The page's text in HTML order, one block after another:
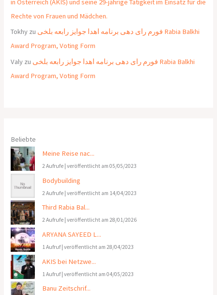
in Österreich (AKIS) und seine 29-jährige Tätigkeit im Einsatz für die
Rechte von Frauen und Mädchen.
Tokhy zu فورم رای دهی برنامه اهدا جوایز رابعه بلخی Rabia Balkhi
Award Program, Voting Form
Valy zu فورم رای دهی برنامه اهدا جوایز رابعه بلخی Rabia Balkhi
Award Program, Voting Form
Beliebte
Meine Reise nac...
2 Aufrufe |veröffentlicht am 05/05/2023
Bodybuilding
2 Aufrufe |veröffentlicht am 14/04/2023
Third Rabia Bal...
2 Aufrufe |veröffentlicht am 28/01/2026
ARYANA SAYEED L...
1 Aufruf|veröffentlicht am 28/04/2023
AKIS bei Netzwe...
1 Aufruf|veröffentlicht am 04/05/2023
Banu Zeitschrif...